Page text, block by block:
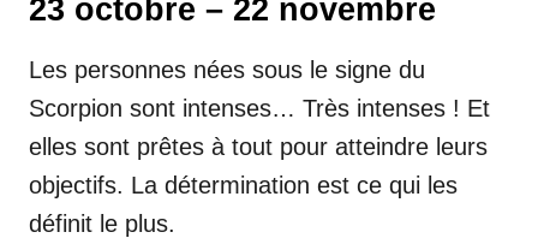
23 octobre – 22 novembre
Les personnes nées sous le signe du
Scorpion sont intenses… Très intenses ! Et
elles sont prêtes à tout pour atteindre leurs
objectifs. La détermination est ce qui les
définit le plus.